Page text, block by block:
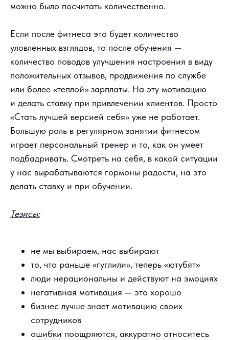
можно было посчитать количественно.
Если после фитнеса это будет количество
уловленных взглядов, то после обучения —
количество поводов улучшения настроения в виду
положительных отзывов, продвижения по службе
или более «теплой» зарплаты. На эту мотивацию
и делать ставку при привлечении клиентов. Просто
«Стать лучшей версией себя» уже не работает.
Большую роль в регулярном занятии фитнесом
играет персональный тренер и то, как он умеет
подбадривать. Смотреть на себя, в какой ситуации
у нас вырабатываются гормоны радости, на это
делать ставку и при обучении.
Тезисы:
не мы выбираем, нас выбирают
то, что раньше «гуглили», теперь «ютубят»
люди нерациональны и действуют на эмоциях
негативная мотивация — это хорошо
бизнес лучше знает мотивацию своих
сотрудников
ошибки поощряются, аккуратно относитесь